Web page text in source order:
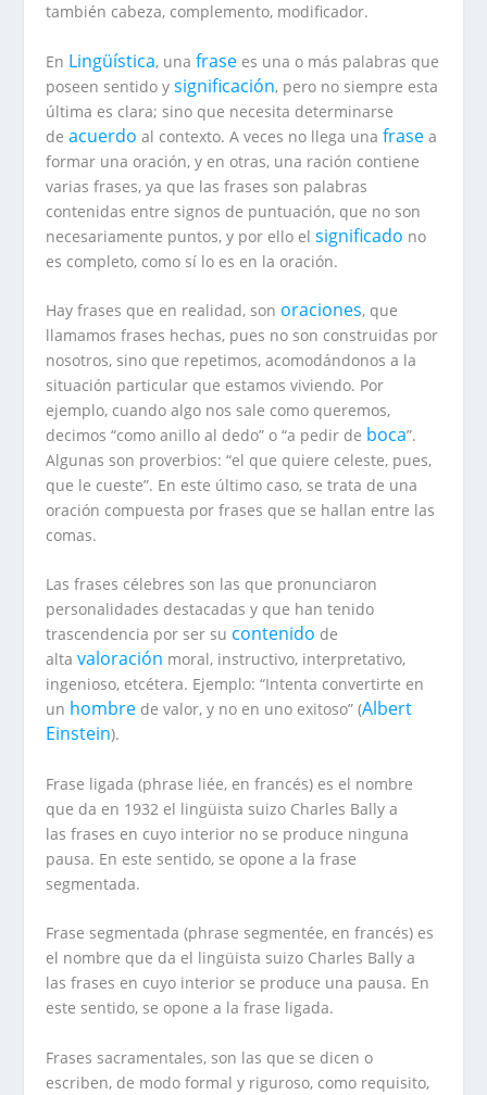
también cabeza, complemento, modificador.
En Lingüística, unafrase es una o más palabras que
poseen sentido ysignificación, pero no siempre esta
última es clara; sino que necesita determinarse
deacuerdo al contexto. A veces no llega unafrase a
formar una oración, y en otras, una ración contiene
varias frases, ya que las frases son palabras
contenidas entre signos de puntuación, que no son
necesariamente puntos, y por ello elsignificado no
es completo, como sí lo es en la oración.
Hay frases que en realidad, son oraciones, que
llamamos frases hechas, pues no son construidas por
nosotros, sino que repetimos, acomodándonos a la
situación particular que estamos viviendo. Por
ejemplo, cuando algo nos sale como queremos,
decimos “como anillo al dedo” o “a pedir de boca”.
Algunas son proverbios: “el que quiere celeste, pues,
que le cueste”. En este último caso, se trata de una
oración compuesta por frases que se hallan entre las
comas.
Las frases célebres son las que pronunciaron
personalidades destacadas y que han tenido
trascendencia por ser su contenido de
altavaloración moral, instructivo, interpretativo,
ingenioso, etcétera. Ejemplo: “Intenta convertirte en
un hombre de valor, y no en uno exitoso” (Albert
Einstein).
Frase ligada (phrase liée, en francés) es el nombre
que da en 1932 el lingüista suizo Charles Bally a
las frases en cuyo interior no se produce ninguna
pausa. En este sentido, se opone a la frase
segmentada.
Frase segmentada (phrase segmentée, en francés) es
el nombre que da el lingüista suizo Charles Bally a
las frases en cuyo interior se produce una pausa. En
este sentido, se opone a la frase ligada.
Frases sacramentales, son las que se dicen o
escriben, de modo formal y riguroso, como requisito,